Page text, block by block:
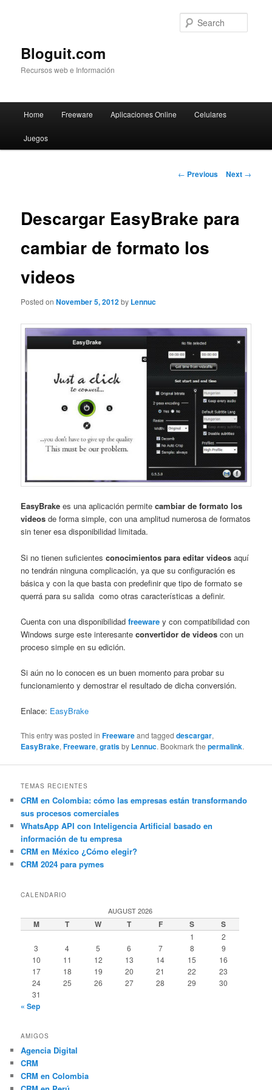
Bloguit.com
Recursos web e Información
Skip
to
Home Freeware Aplicaciones Online Celulares
Juegos
Post
← Previous Next →
Descargar EasyBrake para
cambiar de formato los
videos
Posted onNovember 5, 2012by Lennuc
EasyBrake es una aplicación permitecambiar de formato los
videos de forma simple, con una amplitud numerosa de formatos
sin tener esa disponibilidad limitada.
Si no tienen suficientesconocimientos para editar videos aquí
no tendrán ninguna complicación, ya que su configuración es
básica y con la que basta con predefinir que tipo de formato se
querrá para su salida como otras características a definir.
Cuenta con una disponibilidadfreeware y con compatibilidad con
Windows surge este interesanteconvertidor de videos con un
proceso simple en su edición.
Si aún no lo conocen es un buen momento para probar su
funcionamiento y demostrar el resultado de dicha conversión.
Enlace: EasyBrake
This entry was posted inFreewareand taggeddescargar,
EasyBrake,Freeware,gratisby Lennuc. Bookmark thepermalink.
TEMAS RECIENTES
CRM en Colombia: cómo las empresas están transformando
sus procesos comerciales
WhatsApp API con Inteligencia Artificial basado en
información de tu empresa
CRM en México ¿Cómo elegir?
CRM 2024 para pymes
CALENDARIO
AUGUST 2026
M T W T F S S
1
2
3
4 5 6 7 8
9
10
11 12 13 14 15
16
17
18 19 20 21 22
23
24
25 26 27 28 29
30
31
« Sep
AMIGOS
Agencia Digital
CRM
CRM en Colombia